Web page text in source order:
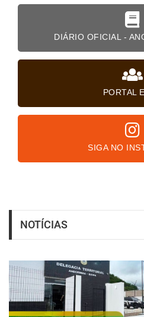
DIÁRIO OFICIAL -
PORTAL
SIGA NO
NOTÍCIAS